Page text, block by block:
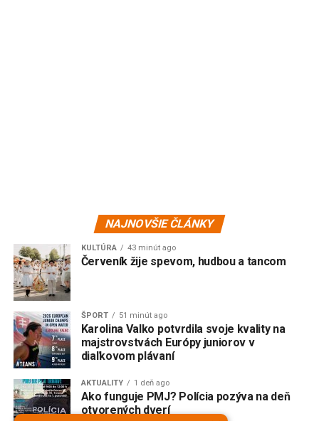
NAJNOVŠIE ČLÁNKY
KULTÚRA 43 minút ago
Červeník žije spevom, hudbou a tancom
ŠPORT 51 minút ago
Karolina Valko potvrdila svoje kvality na
majstrovstvách Európy juniorov v
diaľkovom plávaní
AKTUALITY 1 deň ago
Ako funguje PMJ? Polícia pozýva na deň
otvorených dverí